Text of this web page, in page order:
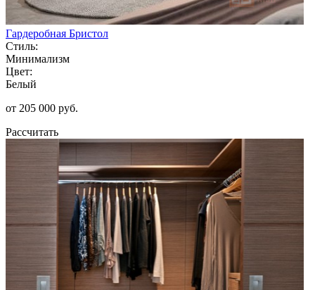
Гардеробная Бристол
Стиль:
Минимализм
Цвет:
Белый
от 205 000 руб.
Рассчитать